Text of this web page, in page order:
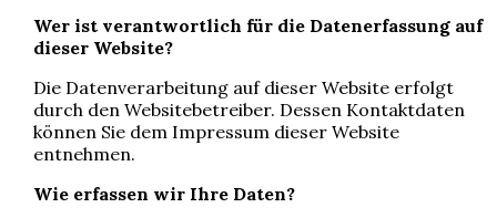
Wer ist verantwortlich für die Datenerfassung auf
dieser Website?
Die Datenverarbeitung auf dieser Website erfolgt
durch den Websitebetreiber. Dessen Kontaktdaten
können Sie dem Impressum dieser Website
entnehmen.
Wie erfassen wir Ihre Daten?